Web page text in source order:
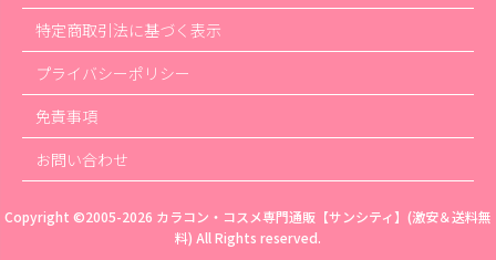
特定商取引法に基づく表示
プライバシーポリシー
免責事項
お問い合わせ
Copyright ©2005-2026 カラコン・コスメ専門通販【サンシティ】(激安＆送料無
料) All Rights reserved.